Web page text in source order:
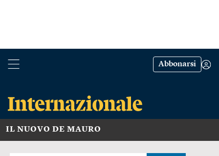
Abbonarsi
IL NUOVO DE MAURO